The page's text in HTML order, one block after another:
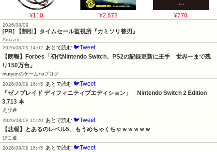
¥110 ¥2,673 ¥770
2026/08/09
[PR] 【割引】タイムセール監視所『カミソリ替刃』
Amazon
2026/08/09 14:02
あとで読む 🐦Tweet
【朗報】Forbes「初代Nintendo Switch、PS2の記録更新に王手　世界一まで残
り150万台」
mutyunのゲーム+αブログ
2026/08/09 16:45
あとで読む 🐦Tweet
「ゼノブレイド ディフィニティブエディション」　Nintendo Switch 2 Edition
3,713 本
えび通
2026/08/09 15:20
あとで読む 🐦Tweet
【悲報】とあるのレベル5、もうめちゃくちゃｗｗｗｗｗ
ぴこ速
2026/08/09 16:45
あとで読む 🐦Tweet